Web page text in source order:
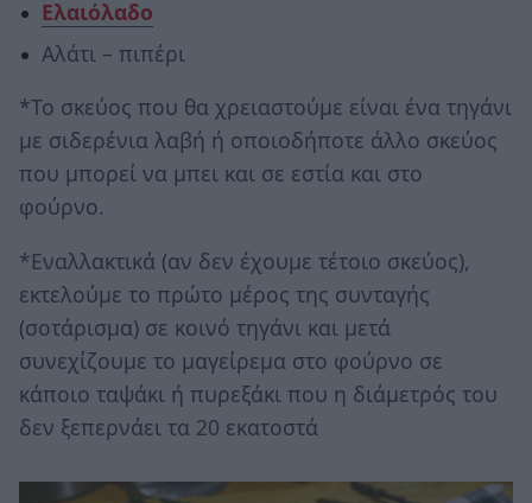
Ελαιόλαδο
Αλάτι – πιπέρι
*Το σκεύος που θα χρειαστούμε είναι ένα τηγάνι
με σιδερένια λαβή ή οποιοδήποτε άλλο σκεύος
που μπορεί να μπει και σε εστία και στο
φούρνο.
*Εναλλακτικά (αν δεν έχουμε τέτοιο σκεύος),
εκτελούμε το πρώτο μέρος της συνταγής
(σοτάρισμα) σε κοινό τηγάνι και μετά
συνεχίζουμε το μαγείρεμα στο φούρνο σε
κάποιο ταψάκι ή πυρεξάκι που η διάμετρός του
δεν ξεπερνάει τα 20 εκατοστά